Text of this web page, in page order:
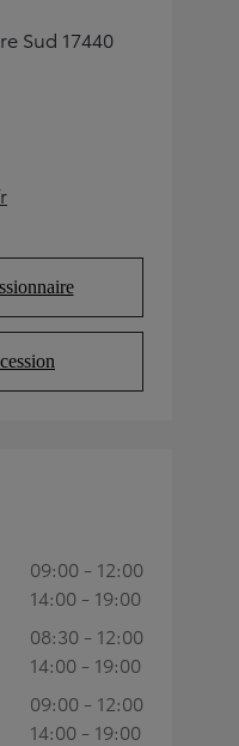
Sud 17440
new tab)
new tab)
09:00 - 12:00
14:00 - 19:00
08:30 - 12:00
14:00 - 19:00
09:00 - 12:00
14:00 - 19:00